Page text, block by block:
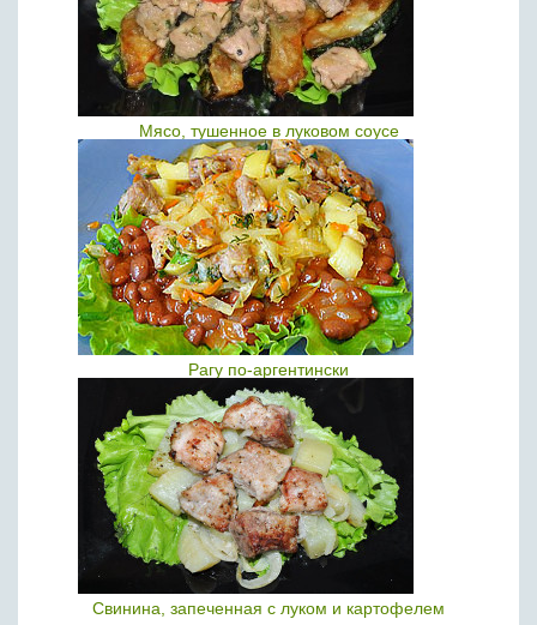
Мясо, тушенное в луковом соусе
Рагу по-аргентински
Свинина, запеченная с луком и картофелем